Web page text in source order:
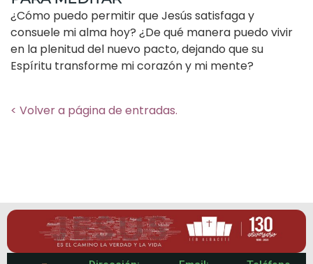
¿Cómo puedo permitir que Jesús satisfaga y
consuele mi alma hoy? ¿De qué manera puedo vivir
en la plenitud del nuevo pacto, dejando que su
Espíritu transforme mi corazón y mi mente?
< Volver a página de entradas.